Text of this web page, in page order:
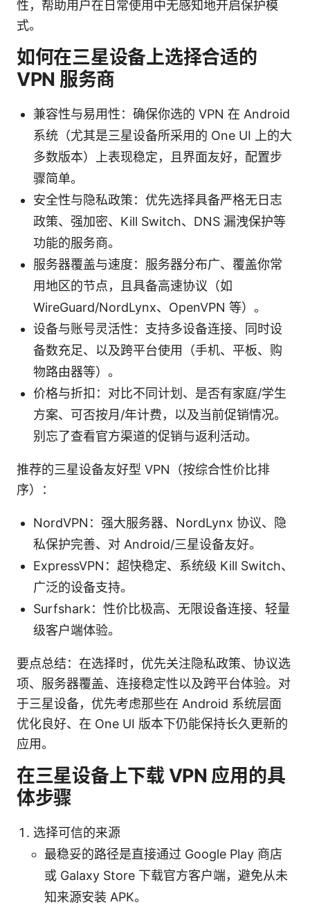
性，帮助用户在日常使用中无感知地开启保护模
式。
如何在三星设备上选择合适的
VPN 服务商
兼容性与易用性：确保你选的 VPN 在 Android
系统（尤其是三星设备所采用的 One UI 上的大
多数版本）上表现稳定，且界面友好，配置步
骤简单。
安全性与隐私政策：优先选择具备严格无日志
政策、强加密、Kill Switch、DNS 漏洩保护等
功能的服务商。
服务器覆盖与速度：服务器分布广、覆盖你常
用地区的节点，且具备高速协议（如
WireGuard/NordLynx、OpenVPN 等）。
设备与账号灵活性：支持多设备连接、同时设
备数充足、以及跨平台使用（手机、平板、购
物路由器等）。
价格与折扣：对比不同计划、是否有家庭/学生
方案、可否按月/年计费，以及当前促销情况。
别忘了查看官方渠道的促销与返利活动。
推荐的三星设备友好型 VPN（按综合性价比排
序）：
NordVPN：强大服务器、NordLynx 协议、隐
私保护完善、对 Android/三星设备友好。
ExpressVPN：超快稳定、系统级 Kill Switch、
广泛的设备支持。
Surfshark：性价比极高、无限设备连接、轻量
级客户端体验。
要点总结：在选择时，优先关注隐私政策、协议选
项、服务器覆盖、连接稳定性以及跨平台体验。对
于三星设备，优先考虑那些在 Android 系统层面
优化良好、在 One UI 版本下仍能保持长久更新的
应用。
在三星设备上下载 VPN 应用的具
体步骤
选择可信的来源
最稳妥的路径是直接通过 Google Play 商店
或 Galaxy Store 下载官方客户端，避免从未
知来源安装 APK。